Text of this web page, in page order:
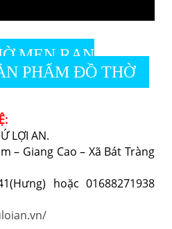
MEN RẠN
PHẨM ĐỒ THỜ
LỢI AN.
– Giang Cao – Xã Bát Tràng
hoặc 01688271938